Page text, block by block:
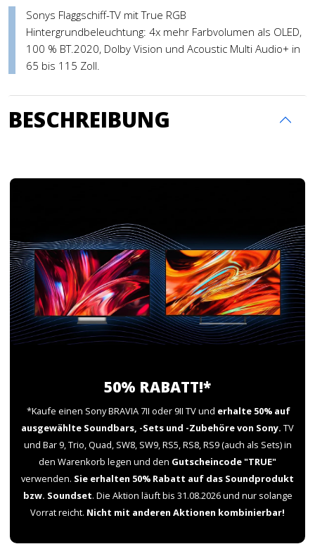
Sonys Flaggschiff-TV mit True RGB
Hintergrundbeleuchtung: 4x mehr Farbvolumen als OLED,
100 % BT.2020, Dolby Vision und Acoustic Multi Audio+ in
65 bis 115 Zoll.
BESCHREIBUNG
50% RABATT!*
*Kaufe einen Sony BRAVIA 7II oder 9II TV und erhalte 50% auf
ausgewählte Soundbars, -Sets und -Zubehöre von Sony. TV
und Bar 9, Trio, Quad, SW8, SW9, RS5, RS8, RS9 (auch als Sets) in
den Warenkorb legen und den Gutscheincode "TRUE"
verwenden. Sie erhalten 50% Rabatt auf das Soundprodukt
bzw. Soundset. Die Aktion läuft bis 31.08.2026 und nur solange
Vorrat reicht. Nicht mit anderen Aktionen kombinierbar!